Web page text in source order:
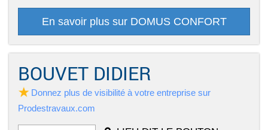
En savoir plus sur DOMUS CONFORT
BOUVET DIDIER
Donnez plus de visibilité à votre entreprise sur
Prodestravaux.com